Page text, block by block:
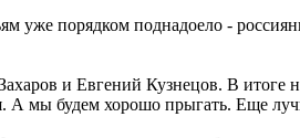
уже порядком поднадоело -
и Евгений Кузнецов. В
мы будем хорошо прыгать. Еще